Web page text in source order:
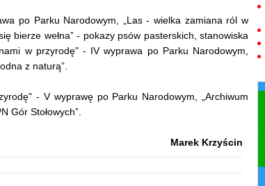
po Parku Narodowym, „Las - wielka zamiana ról w
bierze wełna” - pokazy psów pasterskich, stanowiska
w przyrodę" - IV wyprawa po Parku Narodowym,
z naturą”.
- V wyprawę po Parku Narodowym, „Archiwum
Gór Stołowych”.
Marek Krzyścin